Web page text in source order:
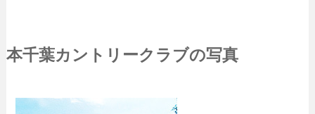
本千葉カントリークラブの写真